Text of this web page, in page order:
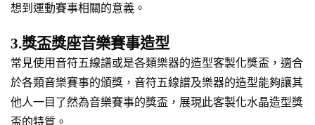
想到運動賽事相關的意義。
3.獎盃獎座音樂賽事造型
常見使用音符五線譜或是各類樂器的造型客製化獎盃，適合
於各類音樂賽事的頒獎，音符五線譜及樂器的造型能夠讓其
他人一目了然為音樂賽事的獎盃，展現此客製化水晶造型獎
盃的特質。